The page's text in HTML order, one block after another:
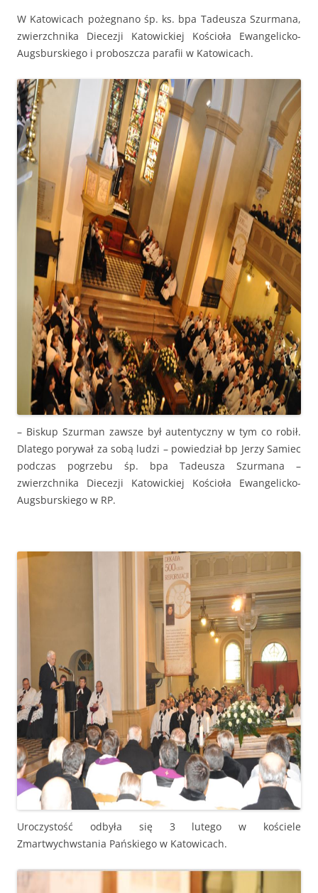
W Katowicach pożegnano śp. ks. bpa Tadeusza Szurmana,
zwierzchnika Diecezji Katowickiej Kościoła Ewangelicko-
Augsburskiego i proboszcza parafii w Katowicach.
– Biskup Szurman zawsze był autentyczny w tym co robił.
Dlatego porywał za sobą ludzi – powiedział bp Jerzy Samiec
podczas pogrzebu śp. bpa Tadeusza Szurmana –
zwierzchnika Diecezji Katowickiej Kościoła Ewangelicko-
Augsburskiego w RP.
Uroczystość odbyła się 3 lutego w kościele
Zmartwychwstania Pańskiego w Katowicach.